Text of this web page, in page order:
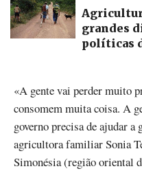
grandes
políticas
«A gente vai perder muito
consomem muita coisa. A
governo precisa de ajudar a
agricultora familiar Sonia
Simonésia (região oriental